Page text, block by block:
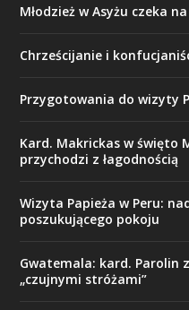
Młodzież w Asyżu czeka
Chrześcijanie i
Przygotowania do wizyty
Kard. Makrickas w święto
przychodzi z łagodnością
Wizyta Papieża w Peru:
poszukującego pokoju
Gwatemala: kard. Parolin
„czujnymi stróżami”